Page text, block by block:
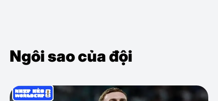
Ngôi sao của đội